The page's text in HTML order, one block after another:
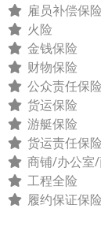
雇员补偿保险
火险
金钱保险
财物保险
公众责任保险
货运保险
游艇保险
货运责任保险
商铺/办公室
工程全险
履约保证保险